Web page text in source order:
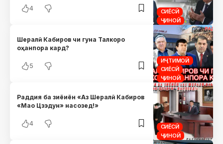
СИЁСӢ
ҶИНОӢ
4
ИҶТИМОӢ
СИЁСӢ
ҶИНОӢ
Шералӣ Кабиров чи гуна Талкоро
оҳанпора кард?
5
СИЁСӢ
ҶИНОӢ
Раддия ба зиёиён «Аз Шералӣ Кабиров
«Мао Цзэдун» насозед!»
4